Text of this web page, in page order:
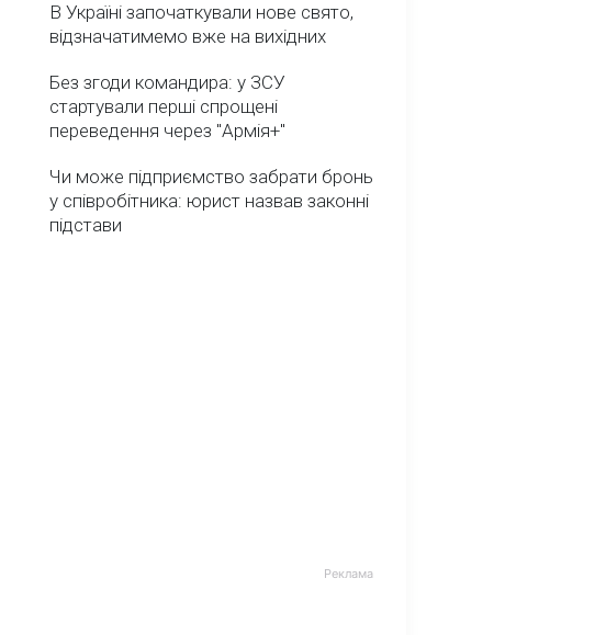
В Україні започаткували нове свято,
відзначатимемо вже на вихідних
Без згоди командира: у ЗСУ
стартували перші спрощені
переведення через "Армія+"
Чи може підприємство забрати бронь
у співробітника: юрист назвав законні
підстави